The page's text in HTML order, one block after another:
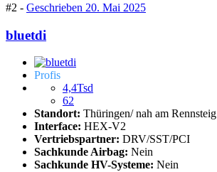
#2 - Geschrieben 20. Mai 2025
bluetdi
Profis
4,4Tsd
62
Standort: Thüringen/ nah am Rennsteig
Interface: HEX-V2
Vertriebspartner: DRV/SST/PCI
Sachkunde Airbag: Nein
Sachkunde HV-Systeme: Nein